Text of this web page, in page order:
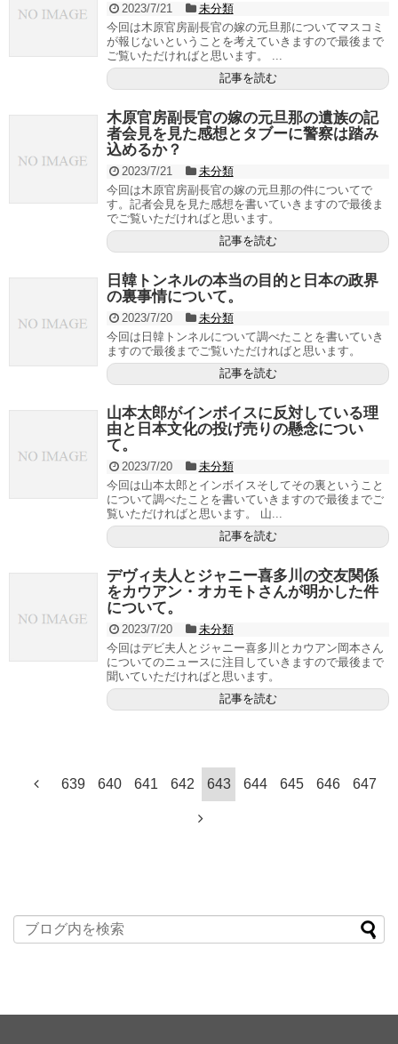
2023/7/21
未分類
今回は木原官房副長官の嫁の元旦那についてマスコミ
が報じないということを考えていきますので最後まで
ご覧いただければと思います。 ...
記事を読む
木原官房副長官の嫁の元旦那の遺族の記
者会見を見た感想とタブーに警察は踏み
込めるか？
2023/7/21
未分類
今回は木原官房副長官の嫁の元旦那の件についてで
す。記者会見を見た感想を書いていきますので最後ま
でご覧いただければと思います。
記事を読む
日韓トンネルの本当の目的と日本の政界
の裏事情について。
2023/7/20
未分類
今回は日韓トンネルについて調べたことを書いていき
ますので最後までご覧いただければと思います。
記事を読む
山本太郎がインボイスに反対している理
由と日本文化の投げ売りの懸念につい
て。
2023/7/20
未分類
今回は山本太郎とインボイスそしてその裏ということ
について調べたことを書いていきますので最後までご
覧いただければと思います。 山...
記事を読む
デヴィ夫人とジャニー喜多川の交友関係
をカウアン・オカモトさんが明かした件
について。
2023/7/20
未分類
今回はデビ夫人とジャニー喜多川とカウアン岡本さん
についてのニュースに注目していきますので最後まで
聞いていただければと思います。
記事を読む
639 640 641 642 643 644 645 646 647